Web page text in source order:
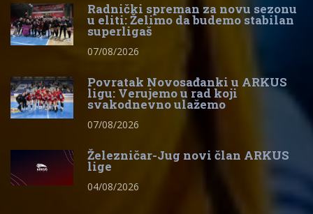
Radnički spreman za novu sezonu
u eliti: Želimo da budemo stabilan
superligaš
07/08/2026
Povratak Novosađanki u ARKUS
ligu: Verujemo u rad koji
svakodnevno ulažemo
07/08/2026
Železničar-Jug novi član ARKUS
lige
04/08/2026